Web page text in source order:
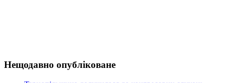
Нещодавно опубліковане